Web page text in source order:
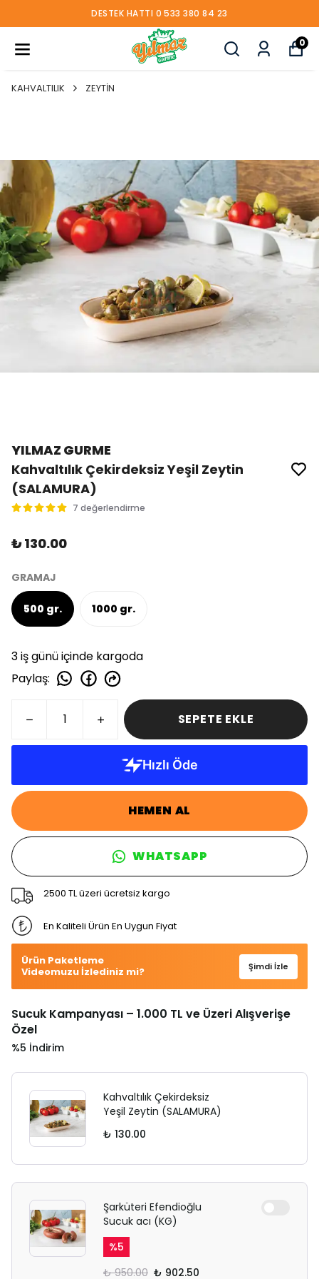
DESTEK HATTI 0 533 380 84 23
0
KAHVALTILIK ZEYTİN
YILMAZ GURME
Kahvaltılık Çekirdeksiz Yeşil Zeytin
(SALAMURA)
7 değerlendirme
₺ 130.00
GRAMAJ
500 gr. 1000 gr.
3 iş günü içinde kargoda
Paylaş:
SEPETE EKLE
HEMEN AL
WHATSAPP
2500 TL üzeri ücretsiz kargo
En Kaliteli Ürün En Uygun Fiyat
Ürün Paketleme
Videomuzu İzlediniz mi?
Şimdi İzle
Sucuk Kampanyası – 1.000 TL ve Üzeri Alışverişe
Özel
%5 İndirim
Kahvaltılık Çekirdeksiz
Yeşil Zeytin (SALAMURA)
₺ 130.00
Şarküteri Efendioğlu
Sucuk acı (KG)
%5
₺ 950.00 ₺ 902.50